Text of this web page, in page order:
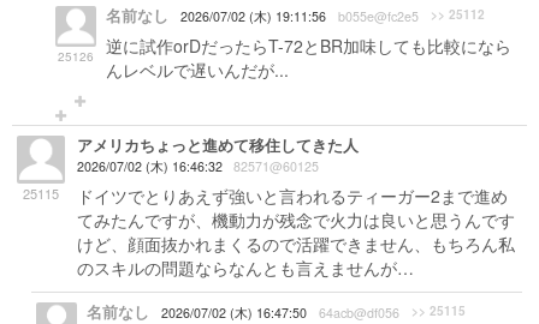
25126
名前なし 2026/07/02 (木) 19:11:56 b055e@fc2e5 >> 25112
逆に試作orDだったらT-72とBR加味しても比較になら
んレベルで遅いんだが...
25115
アメリカちょっと進めて移住してきた人
2026/07/02 (木) 16:46:32 82571@60125
ドイツでとりあえず強いと言われるティーガー2まで進め
てみたんですが、機動力が残念で火力は良いと思うんです
けど、顔面抜かれまくるので活躍できません、もちろん私
のスキルの問題ならなんとも言えませんが…
名前なし 2026/07/02 (木) 16:47:50 64acb@df056 >> 25115